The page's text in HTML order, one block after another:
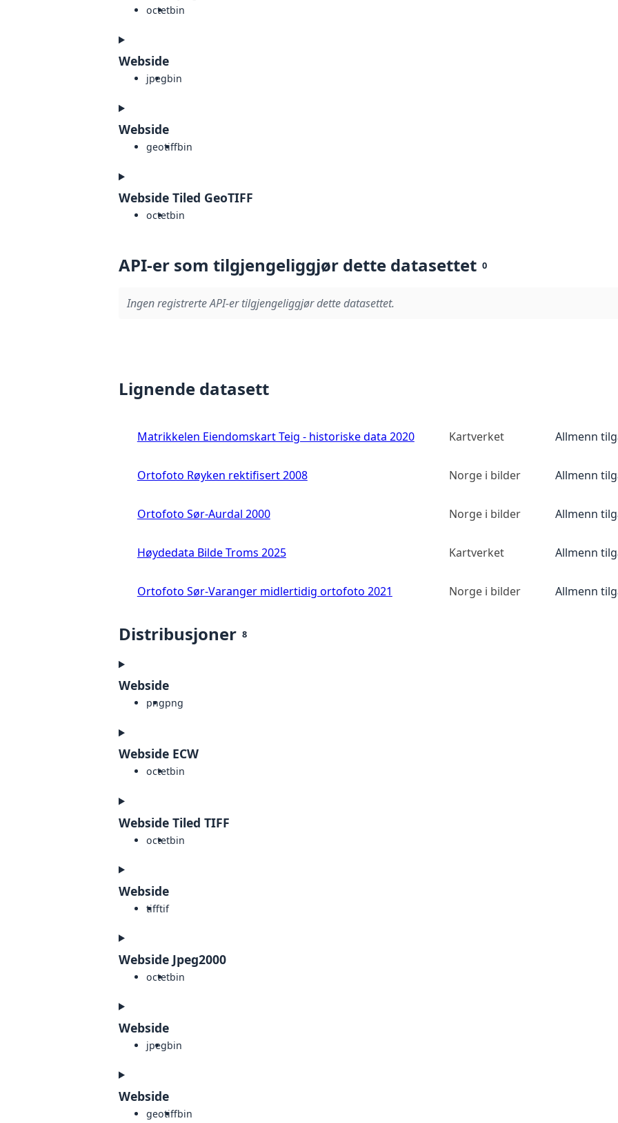
octetbin
Webside
jpegbin
Webside
geotiffbin
Webside Tiled GeoTIFF
octetbin
API-er som tilgjengeliggjør dette datasettet 0
Ingen registrerte API-er tilgjengeliggjør dette datasettet.
Lignende datasett
Matrikkelen Eiendomskart Teig - historiske data 2020 Kartverket Allmenn
Ortofoto Røyken rektifisert 2008 Norge i bilder Allmenn
Ortofoto Sør-Aurdal 2000 Norge i bilder Allmenn
Høydedata Bilde Troms 2025 Kartverket Allmenn
Ortofoto Sør-Varanger midlertidig ortofoto 2021 Norge i bilder Allmenn
Distribusjoner 8
Webside
pngpng
Webside ECW
octetbin
Webside Tiled TIFF
octetbin
Webside
tifftif
Webside Jpeg2000
octetbin
Webside
jpegbin
Webside
geotiffbin